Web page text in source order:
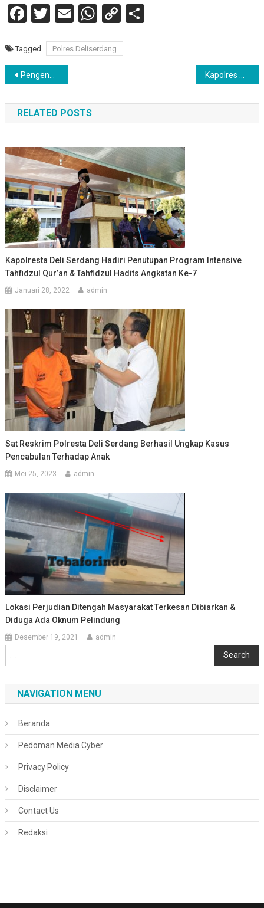
Facebook
Twitter
EmailWhatsApp
CopyShare
Tagged Polres Deliserdang
Navigasi
pos
Pengendara Sepeda Motor Tewas Di Tempat, “Usai Bersenggolan Dengan Betor Dan Nabrak Pagar Rumah”
RELATED POSTS
Kapolresta Deli Serdang Hadiri Penutupan Program Intensive
Tahfidzul Qur’an & Tahfidzul Hadits Angkatan Ke-7
Januari 28, 2022 admin
Sat Reskrim Polresta Deli Serdang Berhasil Ungkap Kasus
Pencabulan Terhadap Anak
Mei 25, 2023 admin
Lokasi Perjudian Ditengah Masyarakat Terkesan Dibiarkan &
Diduga Ada Oknum Pelindung
Desember 19, 2021 admin
Search
NAVIGATION MENU
Beranda
Pedoman Media Cyber
Privacy Policy
Disclaimer
Contact Us
Redaksi